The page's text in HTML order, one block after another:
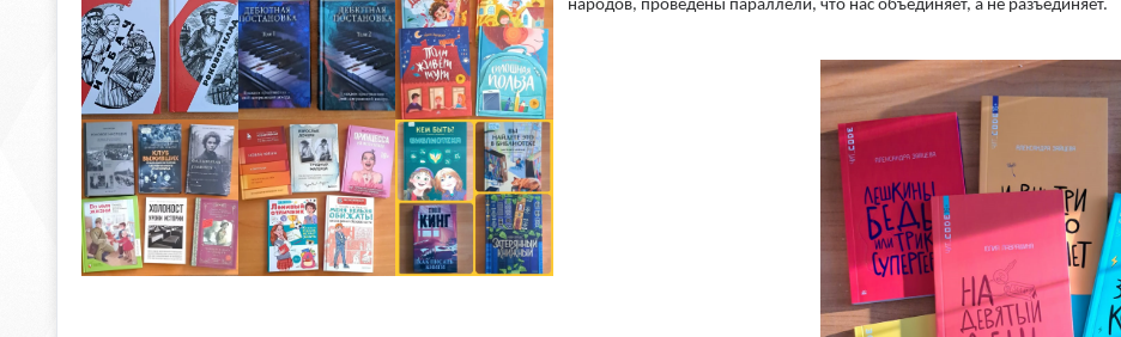
народов, проведены параллели, что нас объединяет, а не разъединяет.